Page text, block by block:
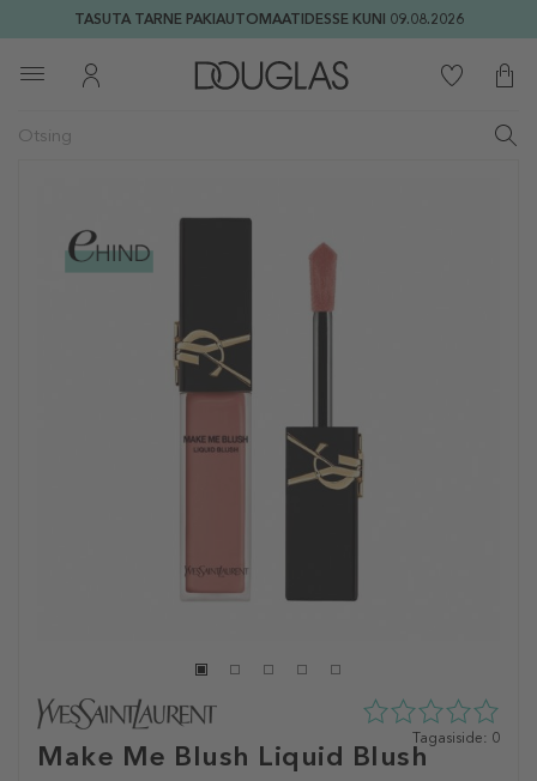
TASUTA TARNE PAKIAUTOMAATIDESSE KUNI 09.08.2026
Make Me Blush Liquid Blush
0
tähte
Tagasiside: 0